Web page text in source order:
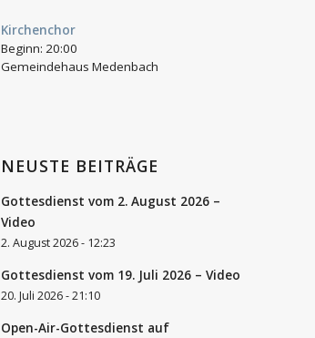
Kirchenchor
Beginn:20:00
Gemeindehaus Medenbach
NEUSTE BEITRÄGE
Gottesdienst vom 2. August 2026 –
Video
2. August 2026 - 12:23
Gottesdienst vom 19. Juli 2026 – Video
20. Juli 2026 - 21:10
Open-Air-Gottesdienst auf